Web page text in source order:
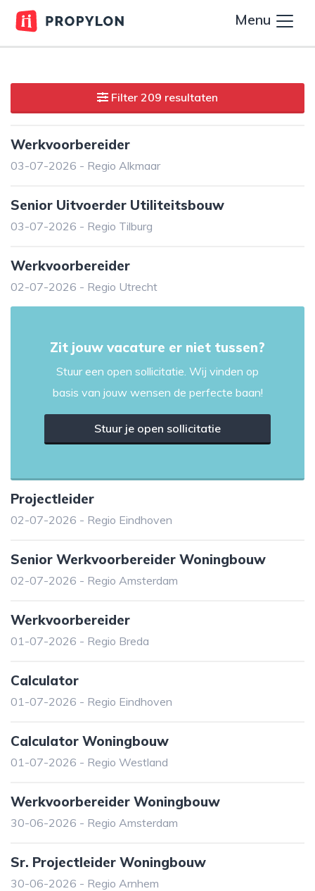
Menu
Filter 209 resultaten
Werkvoorbereider
03-07-2026 - Regio Alkmaar
Senior Uitvoerder Utiliteitsbouw
03-07-2026 - Regio Tilburg
Werkvoorbereider
02-07-2026 - Regio Utrecht
Zit jouw vacature er niet tussen?
Stuur een open sollicitatie. Wij vinden op
basis van jouw wensen de perfecte baan!
Stuur je open sollicitatie
Projectleider
02-07-2026 - Regio Eindhoven
Senior Werkvoorbereider Woningbouw
02-07-2026 - Regio Amsterdam
Werkvoorbereider
01-07-2026 - Regio Breda
Calculator
01-07-2026 - Regio Eindhoven
Calculator Woningbouw
01-07-2026 - Regio Westland
Werkvoorbereider Woningbouw
30-06-2026 - Regio Amsterdam
Sr. Projectleider Woningbouw
30-06-2026 - Regio Arnhem